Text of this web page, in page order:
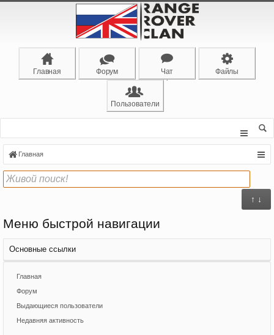
Главная Форум Чат Файлы
Пользователи
Главная
↑ ↓
Меню быстрой навигации
Основные ссылки
Главная
Форум
Выдающиеся пользователи
Недавняя активность